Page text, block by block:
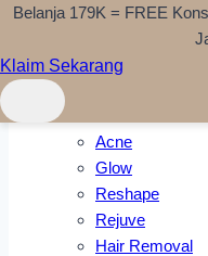
Skip to content
Home
Treatments
Acne
Glow
Reshape
Rejuve
Hair Removal
Belanja 179K = FREE
Klaim Sekarang